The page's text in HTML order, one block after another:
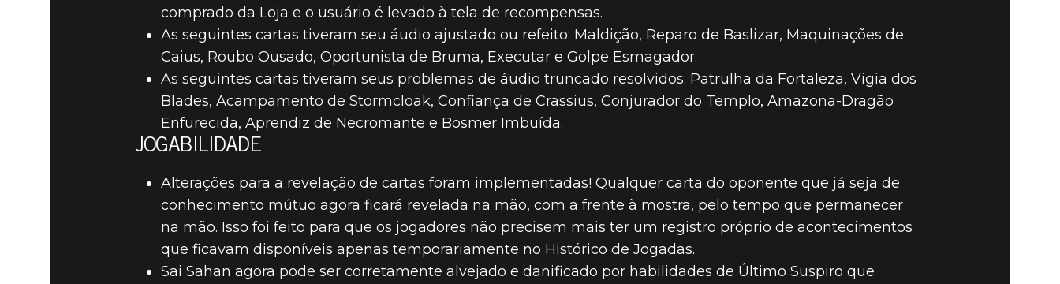
comprado da Loja e o usuário é levado à tela de recompensas.
As seguintes cartas tiveram seu áudio ajustado ou refeito: Maldição, Reparo de Baslizar, Maquinações de
Caius, Roubo Ousado, Oportunista de Bruma, Executar e Golpe Esmagador.
As seguintes cartas tiveram seus problemas de áudio truncado resolvidos: Patrulha da Fortaleza, Vigia dos
Blades, Acampamento de Stormcloak, Confiança de Crassius, Conjurador do Templo, Amazona-Dragão
Enfurecida, Aprendiz de Necromante e Bosmer Imbuída.
JOGABILIDADE
Alterações para a revelação de cartas foram implementadas! Qualquer carta do oponente que já seja de
conhecimento mútuo agora ficará revelada na mão, com a frente à mostra, pelo tempo que permanecer
na mão. Isso foi feito para que os jogadores não precisem mais ter um registro próprio de acontecimentos
que ficavam disponíveis apenas temporariamente no Histórico de Jogadas.
Sai Sahan agora pode ser corretamente alvejado e danificado por habilidades de Último Suspiro que